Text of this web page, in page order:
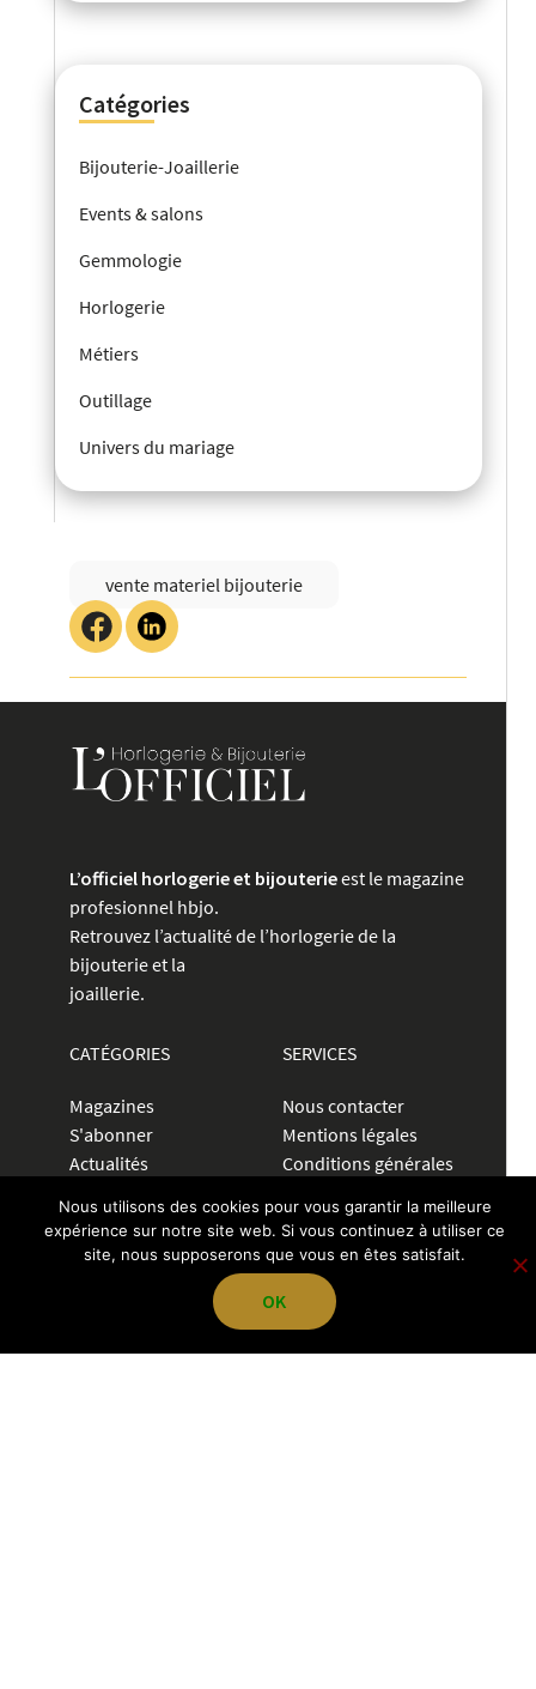
Catégories
Bijouterie-Joaillerie
Events & salons
Gemmologie
Horlogerie
Métiers
Outillage
Univers du mariage
vente materiel bijouterie
L’officiel horlogerie et bijouterieest le magazine
profesionnel hbjo.
Retrouvez l’actualité de l’horlogerie de la
bijouterie et la
joaillerie.
CATÉGORIES
Magazines
S'abonner
Actualités
annonces
Communiquer
SERVICES
Nous contacter
Mentions légales
Conditions générales
confidentialité
CRÉER UNE ANNONCE
Nous utilisons des cookies pour vous garantir la meilleure
expérience sur notre site web. Si vous continuez à utiliser ce
site, nous supposerons que vous en êtes satisfait.
OK